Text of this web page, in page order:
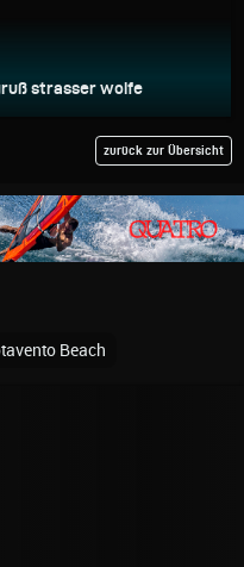
strasser woife
zurück zur Übersicht
Beach